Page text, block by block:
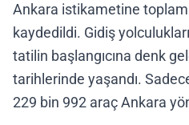
Ankara istikametine
kaydedildi. Gidiş
tatilin başlangıcına denk
tarihlerinde yaşandı.
229 bin 992 araç Ankara